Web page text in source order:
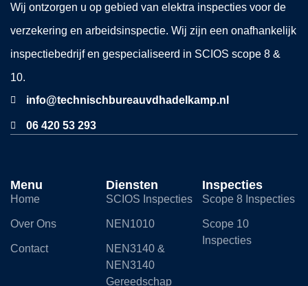
Wij ontzorgen u op gebied van elektra inspecties voor de
verzekering en arbeidsinspectie. Wij zijn een onafhankelijk
inspectiebedrijf en gespecialiseerd in SCIOS scope 8 &
10.
info@technischbureauvdhadelkamp.nl
06 420 53 293
Menu
Home
Over Ons
Contact
Diensten
SCIOS Inspecties
NEN1010
NEN3140 &
NEN3140
Gereedschap
Inspecties
Scope 8 Inspecties
Scope 10
Inspecties